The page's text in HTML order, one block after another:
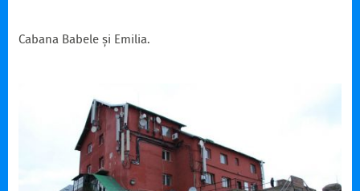
Cabana Babele și Emilia.